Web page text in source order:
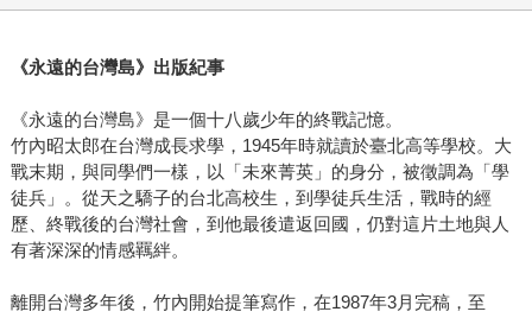
《永遠的台灣島》出版紀事
《永遠的台灣島》是一個十八歲少年的終戰記憶。
竹內昭太郎在台灣成長求學，1945年時就讀於臺北高等學校。大
戰末期，與同學們一樣，以「未來菁英」的身分，被徵調為「學
徒兵」。從天之驕子的台北高校生，到學徒兵生活，戰時的經
歷、終戰後的台灣社會，到他最後遣返回國，仍對這片土地與人
有著深深的情感羈絆。
離開台灣多年後，竹內開始提筆寫作，在1987年3月完稿，至